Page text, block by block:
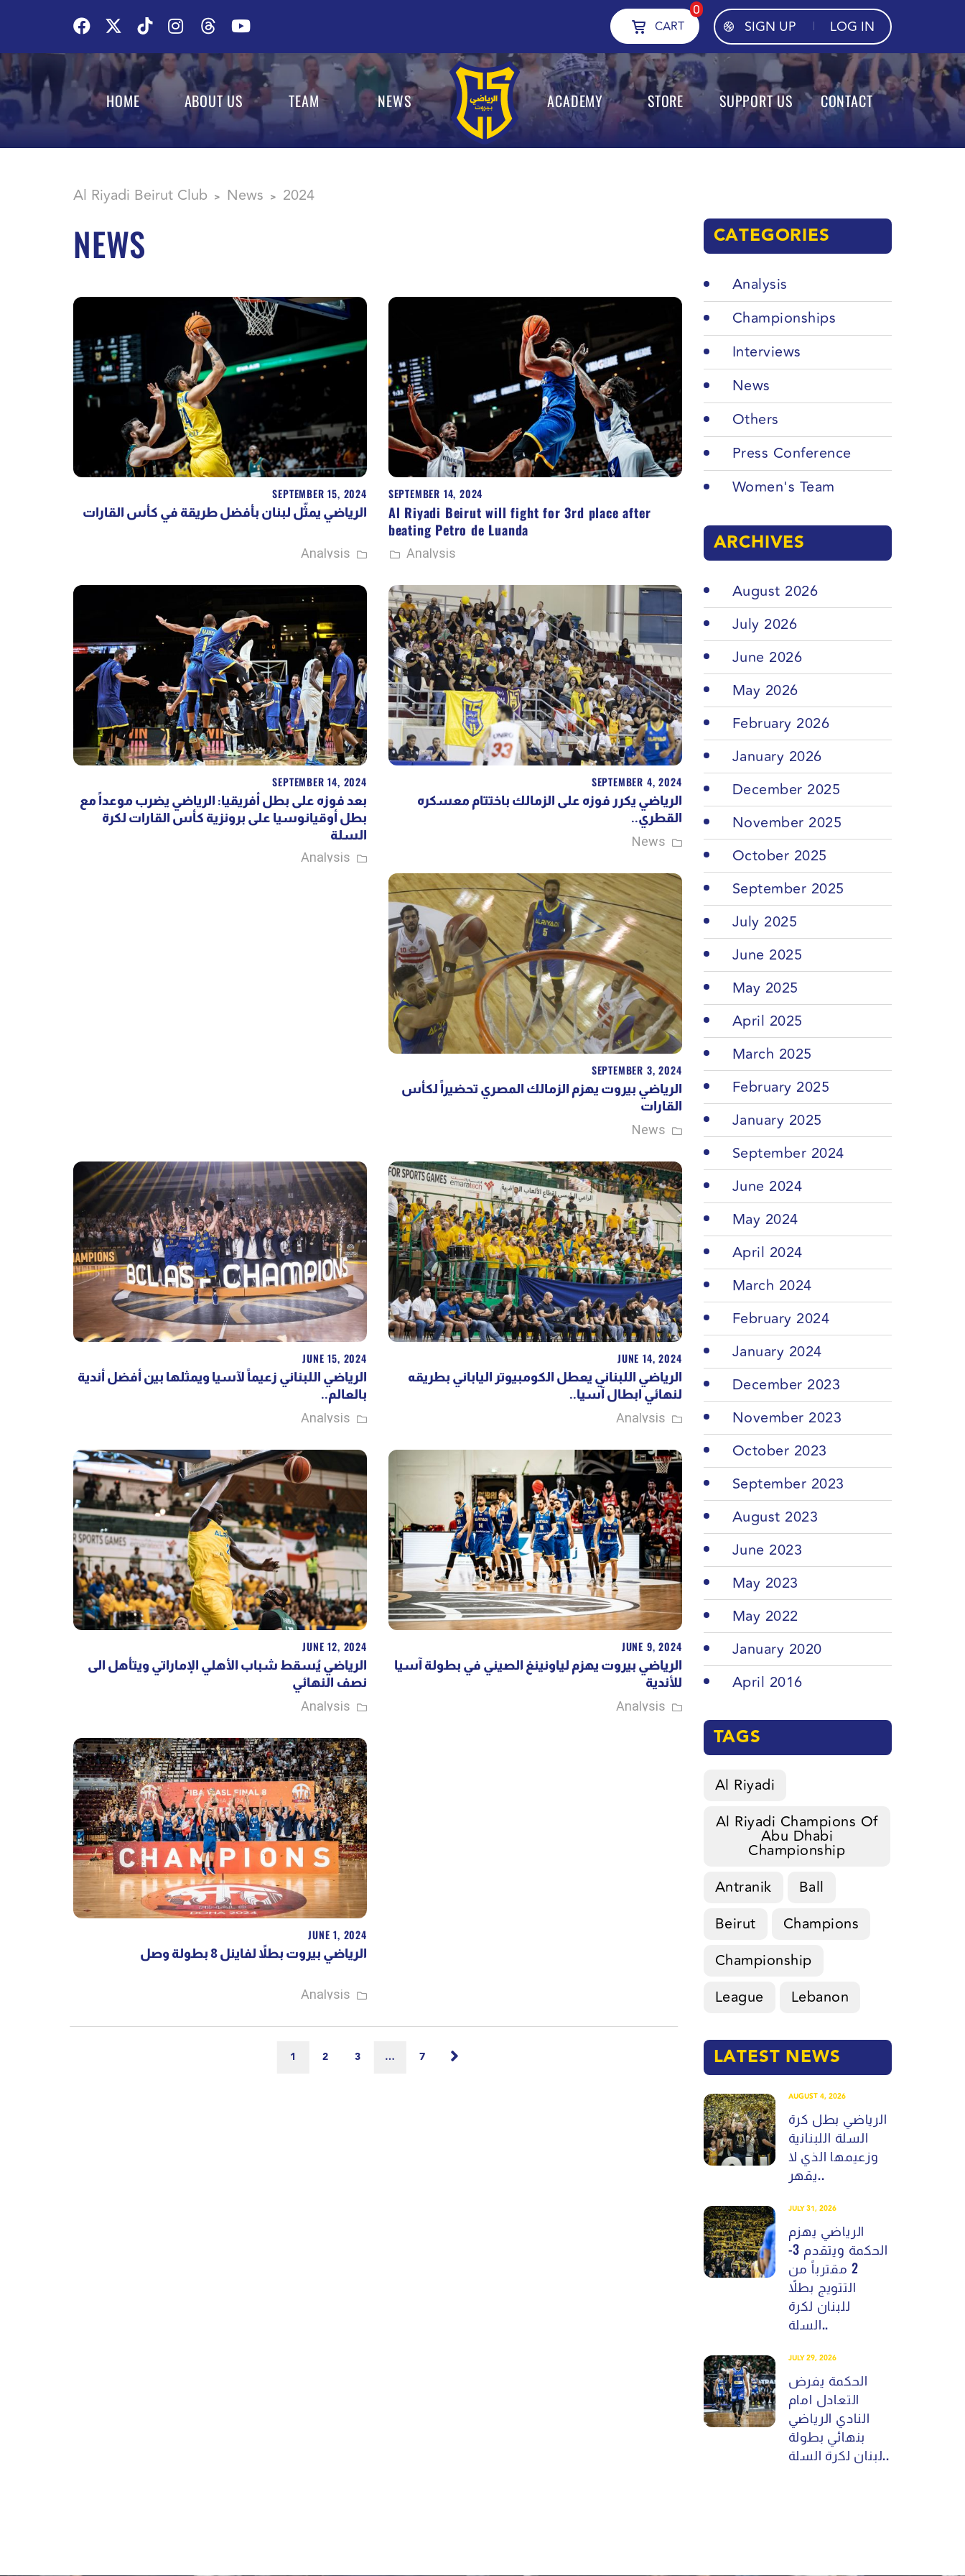
SIGN UP LOG IN
0
CART
HOME ABOUT US TEAM NEWS ACADEMY STORE SUPPORT US CONTACT
Al Riyadi Beirut Club > News > 2024
NEWS
SEPTEMBER 15, 2024
الرياضي يمثّل لبنان بأفضل طريقة في كأس القارات
Analysis
SEPTEMBER 14, 2024
Al Riyadi Beirut will fight for 3rd place after
beating Petro de Luanda
Analysis
SEPTEMBER 14, 2024
بعد فوزه على بطل أفريقيا: الرياضي يضرب موعداً مع
بطل أوقيانوسيا على برونزية كأس القارات لكرة
السلة
Analysis
SEPTEMBER 4, 2024
الرياضي يكرر فوزه على الزمالك باختتام معسكره
القطري..
News
SEPTEMBER 3, 2024
الرياضي بيروت يهزم الزمالك المصري تحضيراً لكأس
القارات
News
JUNE 15, 2024
الرياضي اللبناني زعيماً لآسيا ويمثلها بين أفضل أندية
بالعالم..
Analysis
JUNE 14, 2024
الرياضي اللبناني يعطل الكومبيوتر الياباني بطريقه
لنهائي ابطال آسيا..
Analysis
JUNE 12, 2024
الرياضي يُسقط شباب الأهلي الإماراتي ويتأهل الى
نصف النهائي
Analysis
JUNE 9, 2024
الرياضي بيروت يهزم لياونينغ الصيني في بطولة آسيا
للأندية
Analysis
JUNE 1, 2024
الرياضي بيروت بطلاً لفاينل 8 بطولة وصل
Analysis
1 2 3 … 7
CATEGORIES
Analysis
Championships
Interviews
News
Others
Press Conference
Women's Team
ARCHIVES
August 2026
July 2026
June 2026
May 2026
February 2026
January 2026
December 2025
November 2025
October 2025
September 2025
July 2025
June 2025
May 2025
April 2025
March 2025
February 2025
January 2025
September 2024
June 2024
May 2024
April 2024
March 2024
February 2024
January 2024
December 2023
November 2023
October 2023
September 2023
August 2023
June 2023
May 2023
May 2022
January 2020
April 2016
TAGS
Al Riyadi
Al Riyadi Champions Of
Abu Dhabi
Championship
Antranik
Ball
Beirut
Champions
Championship
League
Lebanon
LATEST NEWS
AUGUST 4, 2026
الرياضي بطل كرة
السلة اللبنانية
وزعيمها الذي لا
يقهر..
JULY 31, 2026
الرياضي يهزم
الحكمة ويتقدم 3-
2 مقترباً من
التتويج بطلاً
للبنان لكرة
السلة..
JULY 29, 2026
الحكمة يفرض
التعادل امام
النادي الرياضي
بنهائي بطولة
لبنان لكرة السلة..